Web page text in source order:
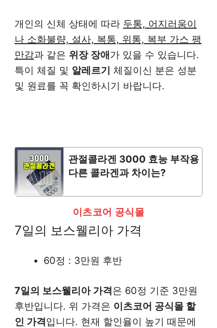
개인의 신체 상태에 따라 두통, 어지러움이
나 소화불량, 설사, 복통, 위통, 복부 가스 팽
만감과 같은 위장 장애가 있을 수 있습니다.
특이 체질 및 알레르기 체질이신 분은 성분
및 원료를 꼭 확인하시기 바랍니다.
관절콜라겐 3000 효능 부작용
다른 콜라겐과 차이는?
이츠코어 공식몰
7일의 보스웰리아 가격
60정 : 3만원 후반
7일의 보스웰리아 가격은 60정 기준 3만원
후반입니다. 위 가격은 이츠코어 공식몰 할
인 가격입니다. 현재 할인율이 높기 때문에